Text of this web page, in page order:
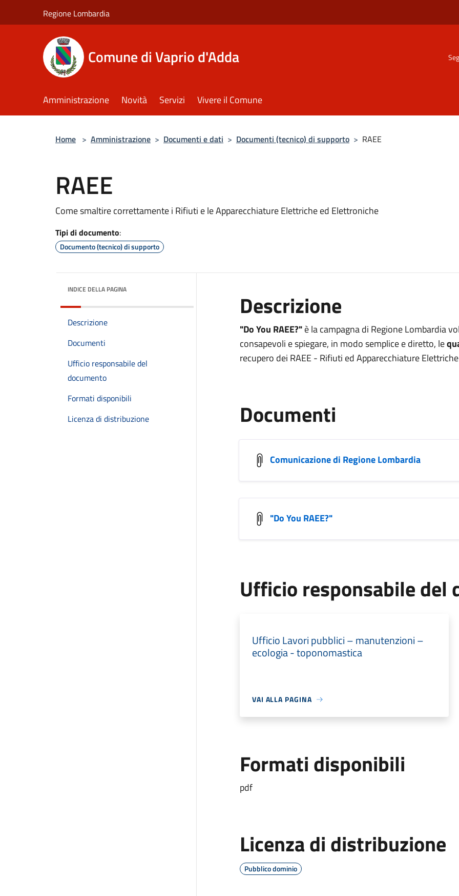
Regione Lombardia
Comune di Vaprio d'Adda
Amministrazione Novità Servizi Vivere il Comune
Home > Amministrazione > Documenti e dati > Documenti (tecnico) di supporto > RAEE
RAEE
Come smaltire correttamente i Rifiuti e le Apparecchiature Elettriche ed Elettroniche
Tipi di documento:
Documento (tecnico) di supporto
INDICE DELLA PAGINA
Descrizione
Documenti
Ufficio responsabile del
documento
Formati disponibili
Licenza di distribuzione
Descrizione
"Do You RAEE?"è la campagna di Regione Lombardia
consapevoli e spiegare, in modo semplice e diretto, le
recupero dei RAEE - Rifiuti ed Apparecchiature
Documenti
Comunicazione di Regione Lombardia
"Do You RAEE?"
Ufficio responsabile del
Ufficio Lavori pubblici – manutenzioni –
ecologia - toponomastica
VAI ALLA PAGINA
Formati disponibili
pdf
Licenza di distribuzione
Pubblico dominio